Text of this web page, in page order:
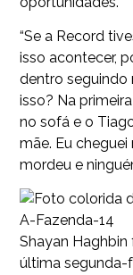
“Se a Record
isso acontecer,
dentro seguindo
isso? Na
no sofá e o
mãe. Eu cheguei
mordeu e
A-Fazenda-14
Shayan
última segunda-